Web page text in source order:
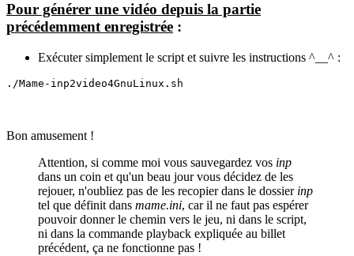
Pour générer une vidéo depuis la partie
précédemment enregistrée :
Exécuter simplement le script et suivre les instructions ^__^ :
./Mame-inp2video4GnuLinux.sh
Bon amusement !
Attention, si comme moi vous sauvegardez vos inp
dans un coin et qu'un beau jour vous décidez de les
rejouer, n'oubliez pas de les recopier dans le dossier inp
tel que définit dans mame.ini, car il ne faut pas espérer
pouvoir donner le chemin vers le jeu, ni dans le script,
ni dans la commande playback expliquée au billet
précédent, ça ne fonctionne pas !